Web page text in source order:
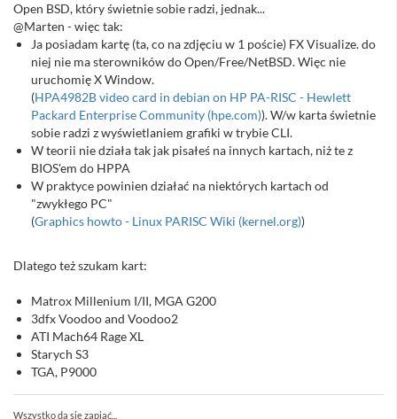
Open BSD, który świetnie sobie radzi, jednak...
@Marten - więc tak:
Ja posiadam kartę (ta, co na zdjęciu w 1 poście) FX Visualize. do
niej nie ma sterowników do Open/Free/NetBSD. Więc nie
uruchomię X Window.
(HPA4982B video card in debian on HP PA-RISC - Hewlett
Packard Enterprise Community (hpe.com)). W/w karta świetnie
sobie radzi z wyświetlaniem grafiki w trybie CLI.
W teorii nie działa tak jak pisałeś na innych kartach, niż te z
BIOS'em do HPPA
W praktyce powinien działać na niektórych kartach od
"zwykłego PC"
(Graphics howto - Linux PARISC Wiki (kernel.org))
Dlatego też szukam kart:
Matrox Millenium I/II, MGA G200
3dfx Voodoo and Voodoo2
ATI Mach64 Rage XL
Starych S3
TGA, P9000
Wszystko da się zapiąć...